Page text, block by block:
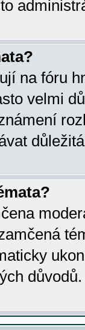
na fóru
velmi
důvodů.